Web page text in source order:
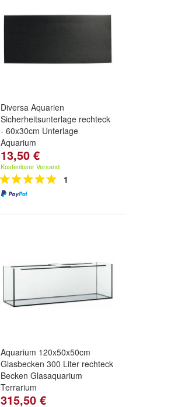
Diversa Aquarien
Sicherheitsunterlage rechteck
- 60x30cm Unterlage
Aquarium
13,50 €
Kostenloser Versand
1
Aquarium 120x50x50cm
Glasbecken 300 Liter rechteck
Becken Glasaquarium
Terrarium
315,50 €